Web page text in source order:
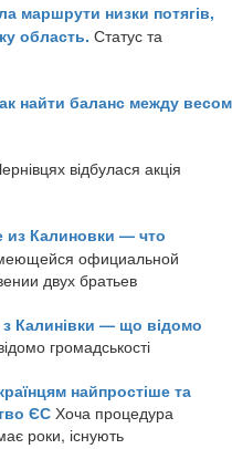
маршрути низки потягів,
область. Статус та
найти баланс между весом
відбулася акція
из Калиновки — что
официальной
двух братьев
Калинівки — що відомо
громадськості
найпростіше та
ЄС Хоча процедура
роки, існують